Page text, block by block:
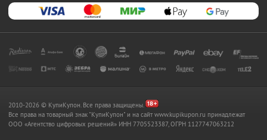
2010-2026 © КупиКупон. Все права защищены.
Все права на товарный знак "КупиКупон" и на сайт www.kupikupon.ru принадлежат
OOO «Агентство цифровых решений» ИНН 7705523387, ОГРН 1127747063212